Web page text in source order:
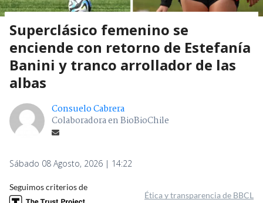
Superclásico femenino se
enciende con retorno de Estefanía
Banini y tranco arrollador de las
albas
Consuelo Cabrera
Colaboradora en BioBioChile
Sábado 08 Agosto, 2026 | 14:22
Seguimos criterios de
Ética y transparencia de BBCL